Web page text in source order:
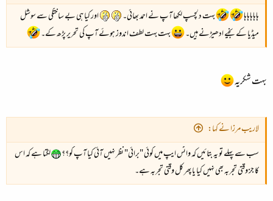
ہاہاہاہاہا
بہت دلچسپ لکھا آپ نے احمد بھائی۔
اور کیا ہی بے ساختگی سے سوشل
میڈیا کے بخیے ادھیڑنے ہیں۔
بہت بہت لطف اندوز ہوئے آپ کی تحریر پڑھ کے۔
بہت شکریہ
لاریب مرزا نے کہا:
سب سے پہلے تو یہ بتائیں کہ واٹس ایپ میں کوئی "برائی" نظر نہیں آئی کیا آپ کو؟؟
لگتا ہے کہ اس
کا جز وقتی تجربہ بھی نہیں کیا یا پھر کل وقتی تجربہ ہے۔